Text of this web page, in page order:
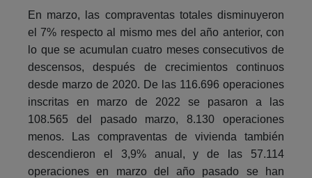
En marzo, las compraventas totales disminuyeron
el 7% respecto al mismo mes del año anterior, con
lo que se acumulan cuatro meses consecutivos de
descensos, después de crecimientos continuos
desde marzo de 2020. De las 116.696 operaciones
inscritas en marzo de 2022 se pasaron a las
108.565 del pasado marzo, 8.130 operaciones
menos. Las compraventas de vivienda también
descendieron el 3,9% anual, y de las 57.114
operaciones en marzo del año pasado se han